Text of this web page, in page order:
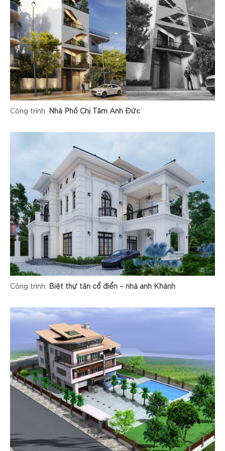
Công trình: Nhà Phố Chị Tâm Anh Đức
Công trình: Biệt thự tân cổ điển – nhà anh Khánh